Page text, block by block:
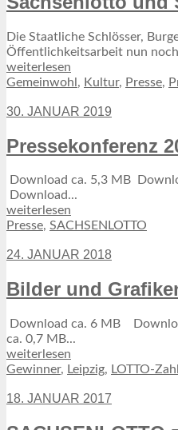
Die Staatliche Schlösser,
Öffentlichkeitsarbeit nun
weiterlesen
Gemeinwohl , Kultur, Presse,
30. JANUAR 2019
Pressekonferenz
Download ca. 5,3 MB
Download...
weiterlesen
Presse, SACHSENLOTTO
24. JANUAR 2018
Bilder und
Download ca. 6 MB
ca. 0,7 MB...
weiterlesen
Gewinner, Leipzig, LOTTO-Zahl
18. JANUAR 2017